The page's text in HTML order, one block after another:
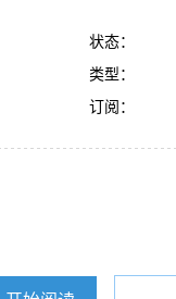
状态：
类型：
订阅：